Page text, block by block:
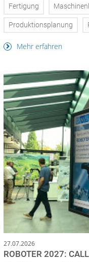
Fertigung
Produktionsplanung
Mehr erfahren
27.07.2026
ROBOTER 2027: